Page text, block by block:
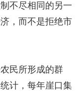
不尽相同的另一
，而不是拒绝市
民所形成的群
计，每年崖口集